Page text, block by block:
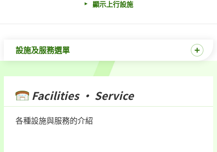
顯示上行設施
設施及服務選單
Facilities · Service
各種設施與服務的介紹